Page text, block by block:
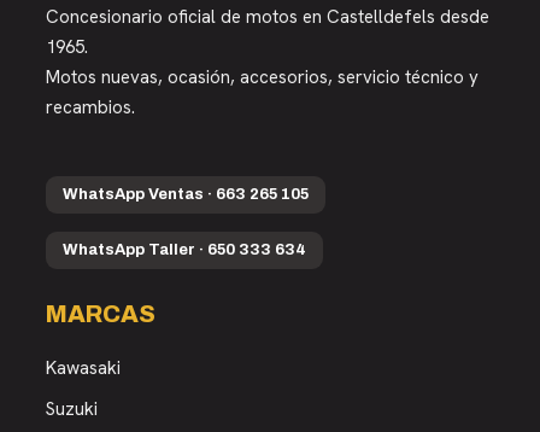
Concesionario oficial de motos en Castelldefels desde
1965.
Motos nuevas, ocasión, accesorios, servicio técnico y
recambios.
WhatsApp Ventas · 663 265 105
WhatsApp Taller · 650 333 634
MARCAS
Kawasaki
Suzuki